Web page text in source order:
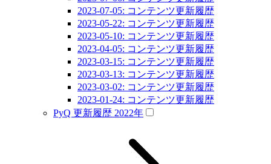
2023-07-05: コンテンツ更新履歴
2023-05-22: コンテンツ更新履歴
2023-05-10: コンテンツ更新履歴
2023-04-05: コンテンツ更新履歴
2023-03-15: コンテンツ更新履歴
2023-03-13: コンテンツ更新履歴
2023-03-02: コンテンツ更新履歴
2023-01-24: コンテンツ更新履歴
PyQ 更新履歴 2022年